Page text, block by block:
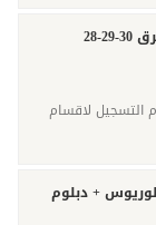
اعلان التسجيل والرسوم الدراسية للفرق 30-29-28
التسجيل لاقسام
للفرق 30-29-28-27 بكالوريوس + دبلوم